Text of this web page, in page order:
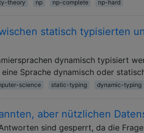
theory np np-complete np-hard
statisch typisierten
dynamisch typisiert
Sprache dynamisch oder
science static-typing dynamic-typing
aber nützlichen
sind gesperrt, da die